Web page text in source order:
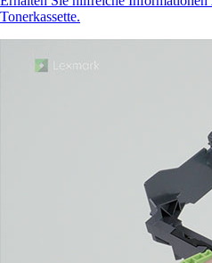
Tonerkassette.